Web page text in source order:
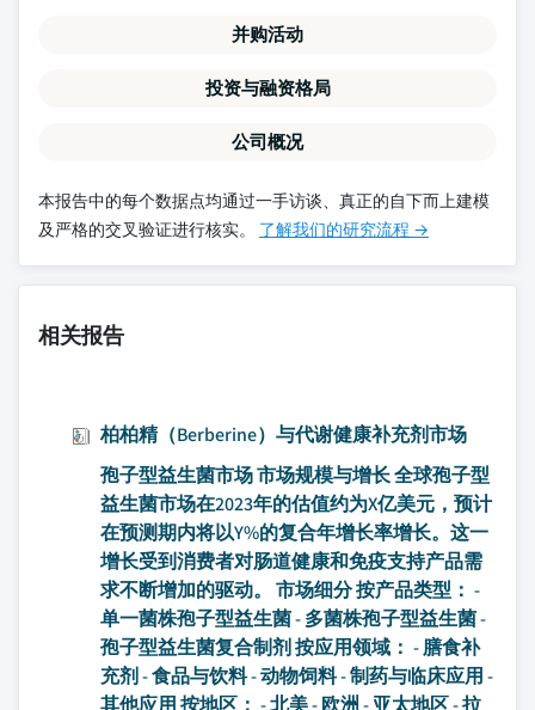
并购活动
投资与融资格局
公司概况
本报告中的每个数据点均通过一手访谈、真正的自下而上建模
及严格的交叉验证进行核实。 了解我们的研究流程 →
相关报告
柏柏精（Berberine）与代谢健康补充剂市场
孢子型益生菌市场 市场规模与增长 全球孢子型
益生菌市场在2023年的估值约为X亿美元，预计
在预测期内将以Y%的复合年增长率增长。这一
增长受到消费者对肠道健康和免疫支持产品需
求不断增加的驱动。 市场细分 按产品类型： -
单一菌株孢子型益生菌 - 多菌株孢子型益生菌 -
孢子型益生菌复合制剂 按应用领域： - 膳食补
充剂 - 食品与饮料 - 动物饲料 - 制药与临床应用 -
其他应用 按地区： - 北美 - 欧洲 - 亚太地区 - 拉